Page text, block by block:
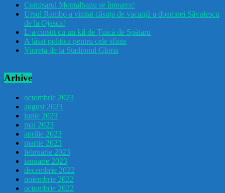
Comisarul Montalbanu se întoarce!
Ursul Rambo a vizitat căsuța de vacanță a doamnei Săvulescu
de la Ojasca!
L-a cinstit cu un kil de Țuică de Spătaru
A lăsat politica pentru cele sfinte
Vioreta de la Stadionul Gloria
Arhive
octombrie 2023
august 2023
iunie 2023
mai 2023
aprilie 2023
martie 2023
februarie 2023
ianuarie 2023
decembrie 2022
noiembrie 2022
octombrie 2022